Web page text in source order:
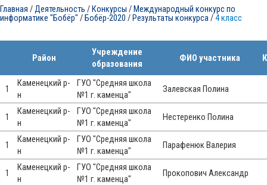
Главная /Деятельность / Конкурсы / Международный конкурс по
информатике "Бобёр" / Бобёр-2020 / Результаты конкурса/4 класс
Район
Учреждение
образования
ФИО участника
1
Каменецкий р-
н
ГУО "Средняя школа
№1 г. каменца"
Залевская Полина
1
Каменецкий р-
н
ГУО "Средняя школа
№1 г. каменца"
Нестеренко Полина
1
Каменецкий р-
н
ГУО "Средняя школа
№1 г. каменца"
Парафенюк Валерия
1
Каменецкий р-
н
ГУО "Средняя школа
№1 г. каменца"
Прокопович Александр